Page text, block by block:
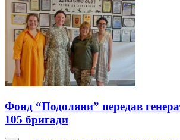
Фонд “Подоляни” передав
105 бригади